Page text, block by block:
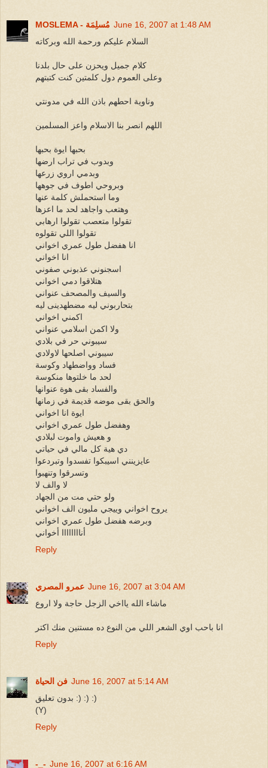
MOSLEMA - مُسلِمَة June 16, 2007 at 1:48 AM
السلام عليكم ورحمة الله وبركاته
كلام جميل ويحزن على حال بلدنا
وعلى العموم دول كلمتين كنت كتبتهم
وناوية احطهم باذن الله في مدونتي
اللهم انصر بنا الاسلام واعز المسلمين
بحبها ايوة بحبها
وبدوب في تراب ارضها
وبدمي اروي زرعها
وبروحي اطوف في جوهها
وما استحملش كلمة عنها
وهتعب واجاهد لحد ما اعزها
تقولوا متعصب تقولوا ارهابي
تقولوا اللي تقولوه
انا هفضل طول عمري اخواني
انا اخواني
اسجنوني عذبوني صفوني
هتلاقوا دمي اخواني
والسيف والمصحف عنواني
بتحاربوني ليه مضطهدينى ليه
اكمني اخواني
ولا اكمن اسلامي عنواني
سيبوني حر في بلادي
سيبوني اصلحها لاولادي
فساد وواضطهاد وكوسة
لحد ما خلتوها منكوسة
والفساد بقى هوة عنوانها
والحق بقى موضه قديمة في زمانها
ايوة انا اخواني
وهفضل طول عمري اخواني
و هعيش واموت لبلادي
دي هية كل مالي في حياتي
عايزينني اسيبكوا تفسدوا وتبردعوا
وتسرقوا وتنهبوا
لا والف لا
ولو حتي مت من الجهاد
يروح اخواني وييجي مليون الف اخواني
وبرضه هفضل طول عمري اخواني
أناااااااا أخواني
Reply
عمرو المصري June 16, 2007 at 3:04 AM
ماشاء الله يااخي الزجل حاجة ولا اروع
انا باحب اوي الشعر اللي من النوع ده مستنين منك اكتر
Reply
فن الحياة June 16, 2007 at 5:14 AM
بدون تعليق :) :) :)
(Y)
Reply
-_- June 16, 2007 at 6:16 AM